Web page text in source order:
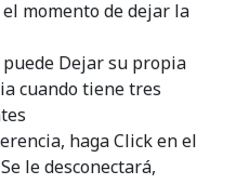
momento de dejar la
puede Dejar su propia
cuando tiene tres
haga Click en el
le desconectará,